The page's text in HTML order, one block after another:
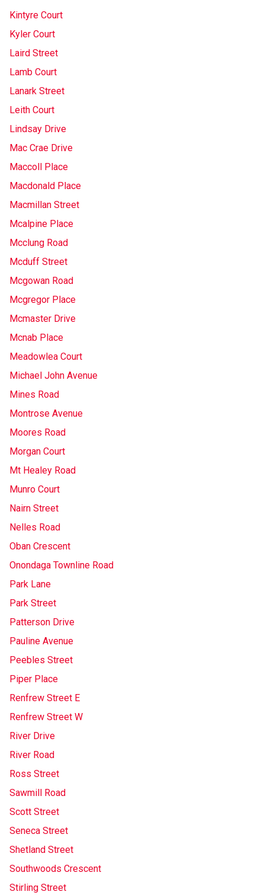
Kintyre Court
Kyler Court
Laird Street
Lamb Court
Lanark Street
Leith Court
Lindsay Drive
Mac Crae Drive
Maccoll Place
Macdonald Place
Macmillan Street
Mcalpine Place
Mcclung Road
Mcduff Street
Mcgowan Road
Mcgregor Place
Mcmaster Drive
Mcnab Place
Meadowlea Court
Michael John Avenue
Mines Road
Montrose Avenue
Moores Road
Morgan Court
Mt Healey Road
Munro Court
Nairn Street
Nelles Road
Oban Crescent
Onondaga Townline Road
Park Lane
Park Street
Patterson Drive
Pauline Avenue
Peebles Street
Piper Place
Renfrew Street E
Renfrew Street W
River Drive
River Road
Ross Street
Sawmill Road
Scott Street
Seneca Street
Shetland Street
Southwoods Crescent
Stirling Street